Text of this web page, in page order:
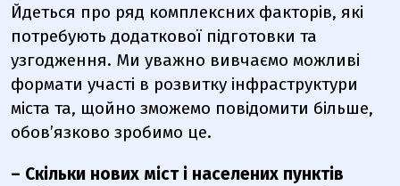
Йдеться про ряд комплексних факторів, які
потребують додаткової підготовки та
узгодження. Ми уважно вивчаємо можливі
формати участі в розвитку інфраструктури
міста та, щойно зможемо повідомити більше,
обов’язково зробимо це.
– Скільки нових міст і населених пунктів